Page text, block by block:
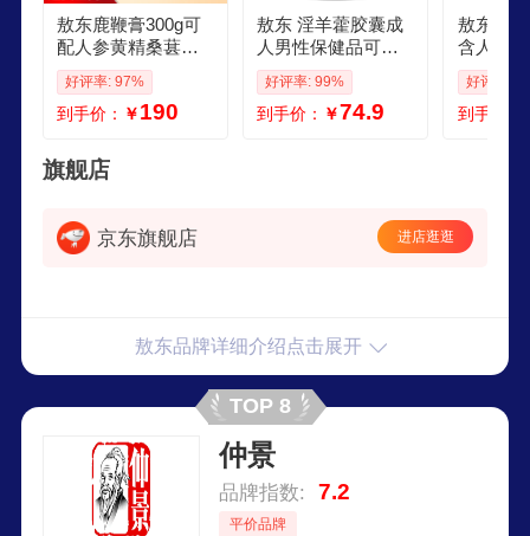
敖东鹿鞭膏300g可
配人参黄精桑葚男
性滋补品男士海狗
丸鹿鞭丸一起使用 3
00g3瓶
好评率: 97%
到手价： ￥190
敖东 淫羊藿胶囊成
人男性保健品可撘
缓解体力疲劳夫妻
房事中药材使用 可
撘海狗丸玛卡牡蛎
好评率: 99%
到手价： ￥74.9
敖东东
含人参
肾枸杞
丸男性
敖东鹿
好评率:
到手价：
旗舰店
京东旗舰店 进店逛逛
敖东品牌详细介绍点击展开
TOP 8
仲景
品牌指数: 7.2
平价品牌